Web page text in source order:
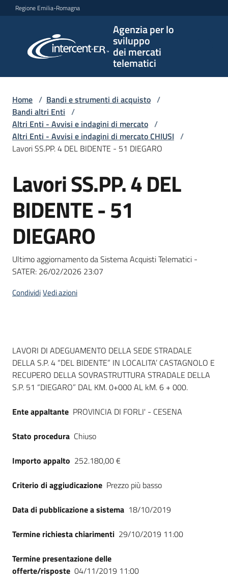
Vai al contenuto
Vai alla navigazione
Vai al footer
Regione Emilia-Romagna
Agenzia per lo
sviluppo
dei mercati
telematici
per lo
sviluppo
telematici
L'Agenzia
Bandi
strumenti
acquisto
Supporto
English
site
Seguici
Home / Bandi e strumenti di acquisto /
Bandi altri Enti /
Altri Enti - Avvisi e indagini di mercato /
Altri Enti - Avvisi e indagini di mercato CHIUSI /
Lavori SS.PP. 4 DEL BIDENTE - 51 DIEGARO
Salta al contenuto
Lavori SS.PP. 4 DEL
BIDENTE - 51
DIEGARO
Ultimo aggiornamento da Sistema Acquisti Telematici -
SATER: 26/02/2026 23:07
CondividiVedi azioni
Dati del bando
LAVORI DI ADEGUAMENTO DELLA SEDE STRADALE
DELLA S.P. 4 “DEL BIDENTE” IN LOCALITA’ CASTAGNOLO E
RECUPERO DELLA SOVRASTRUTTURA STRADALE DELLA
S.P. 51 “DIEGARO” DAL KM. 0+000 AL kM. 6 + 000.
Ente appaltante PROVINCIA DI FORLI' - CESENA
Stato procedura Chiuso
Importo appalto 252.180,00 €
Criterio di aggiudicazione Prezzo più basso
Data di pubblicazione a sistema 18/10/2019
Termine richiesta chiarimenti 29/10/2019 11:00
Termine presentazione delle
offerte/risposte 04/11/2019 11:00